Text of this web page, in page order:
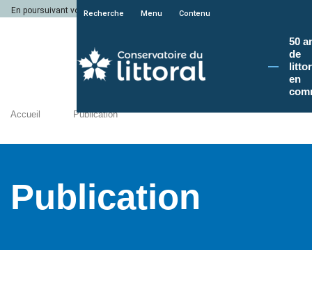
En poursuivant votre navigation sur le site du Conservatoire du littoral, vous
Recherche Menu Contenu
50
de
en
Accueil Publication
Publication